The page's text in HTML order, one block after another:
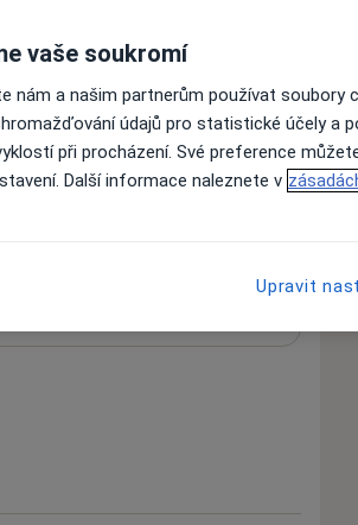
Hledejte jinou specializaci
vaše soukromí
nám a našim partnerům používat soubory
údajů pro statistické účely a
při procházení. Své preference
Další informace naleznete v
Upravit